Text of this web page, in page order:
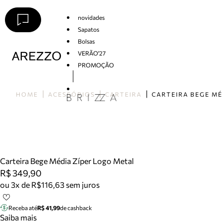
novidades
Sapatos
Bolsas
VERÃO'27
PROMOÇÃO
HOME ACESSÓRIOS CARTEIRA
Carteira Bege Média Zíper Logo Metal
R$ 349,90
ou 3x de R$116,63 sem juros
Receba atéR$ 41,99de cashback
Saiba mais